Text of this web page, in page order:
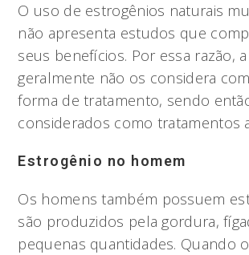
O uso de estrogênios naturais
não apresenta estudos que
seus benefícios. Por essa razão,
geralmente não os considera
forma de tratamento, sendo
considerados como tratamentos
Estrogênio no homem
Os homens também possuem
são produzidos pela gordura,
pequenas quantidades. Quando